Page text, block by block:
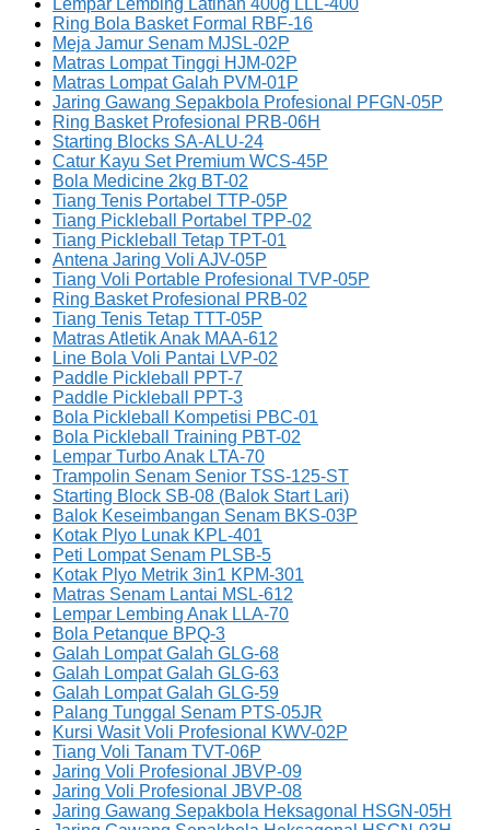
Lempar Lembing Latihan 400g LLL-400
Ring Bola Basket Formal RBF-16
Meja Jamur Senam MJSL-02P
Matras Lompat Tinggi HJM-02P
Matras Lompat Galah PVM-01P
Jaring Gawang Sepakbola Profesional PFGN-05P
Ring Basket Profesional PRB-06H
Starting Blocks SA-ALU-24
Catur Kayu Set Premium WCS-45P
Bola Medicine 2kg BT-02
Tiang Tenis Portabel TTP-05P
Tiang Pickleball Portabel TPP-02
Tiang Pickleball Tetap TPT-01
Antena Jaring Voli AJV-05P
Tiang Voli Portable Profesional TVP-05P
Ring Basket Profesional PRB-02
Tiang Tenis Tetap TTT-05P
Matras Atletik Anak MAA-612
Line Bola Voli Pantai LVP-02
Paddle Pickleball PPT-7
Paddle Pickleball PPT-3
Bola Pickleball Kompetisi PBC-01
Bola Pickleball Training PBT-02
Lempar Turbo Anak LTA-70
Trampolin Senam Senior TSS-125-ST
Starting Block SB-08 (Balok Start Lari)
Balok Keseimbangan Senam BKS-03P
Kotak Plyo Lunak KPL-401
Peti Lompat Senam PLSB-5
Kotak Plyo Metrik 3in1 KPM-301
Matras Senam Lantai MSL-612
Lempar Lembing Anak LLA-70
Bola Petanque BPQ-3
Galah Lompat Galah GLG-68
Galah Lompat Galah GLG-63
Galah Lompat Galah GLG-59
Palang Tunggal Senam PTS-05JR
Kursi Wasit Voli Profesional KWV-02P
Tiang Voli Tanam TVT-06P
Jaring Voli Profesional JBVP-09
Jaring Voli Profesional JBVP-08
Jaring Gawang Sepakbola Heksagonal HSGN-05H